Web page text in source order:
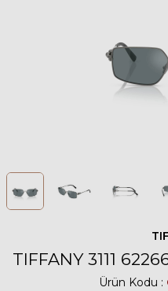
TIFFANY 3111
Ürün Kodu :